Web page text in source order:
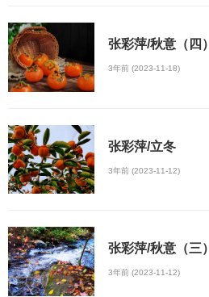
张彩萍/秋意（四）
3年前 (2023-11-18)
张彩萍/立冬
3年前 (2023-11-12)
张彩萍/秋意（三）
3年前 (2023-11-12)